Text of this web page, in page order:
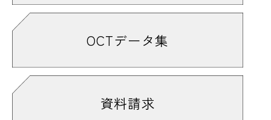
#「教室を飛び出して」も見てや〜#切る
#技術#技能実習室
#くっつける#組み立て#クラブ
#詳しくはオープンキャンパス情報をチェ
OCTデータ集
資料請求